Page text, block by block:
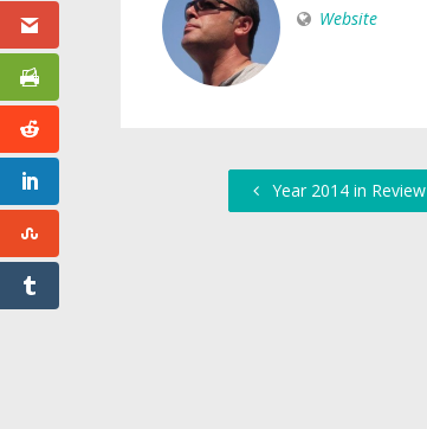
Website
Year 2014 in Review